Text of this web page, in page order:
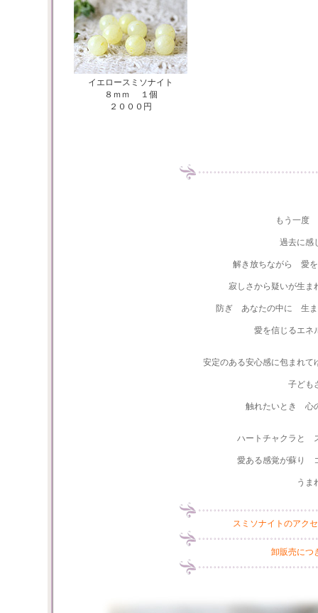
イエロースミソナイト
８ｍｍ １個
２０００円
もう一度
過去に
解き放ちながら 愛を
寂しさから疑いが生
防ぎ あなたの中に 生ま
愛を信じるエ
安定のある安心感に包まれ
子ども
触れたいとき 心
ハートチャクラと
愛ある感覚が蘇り
うま
スミソナイトのアク
卸販売につ